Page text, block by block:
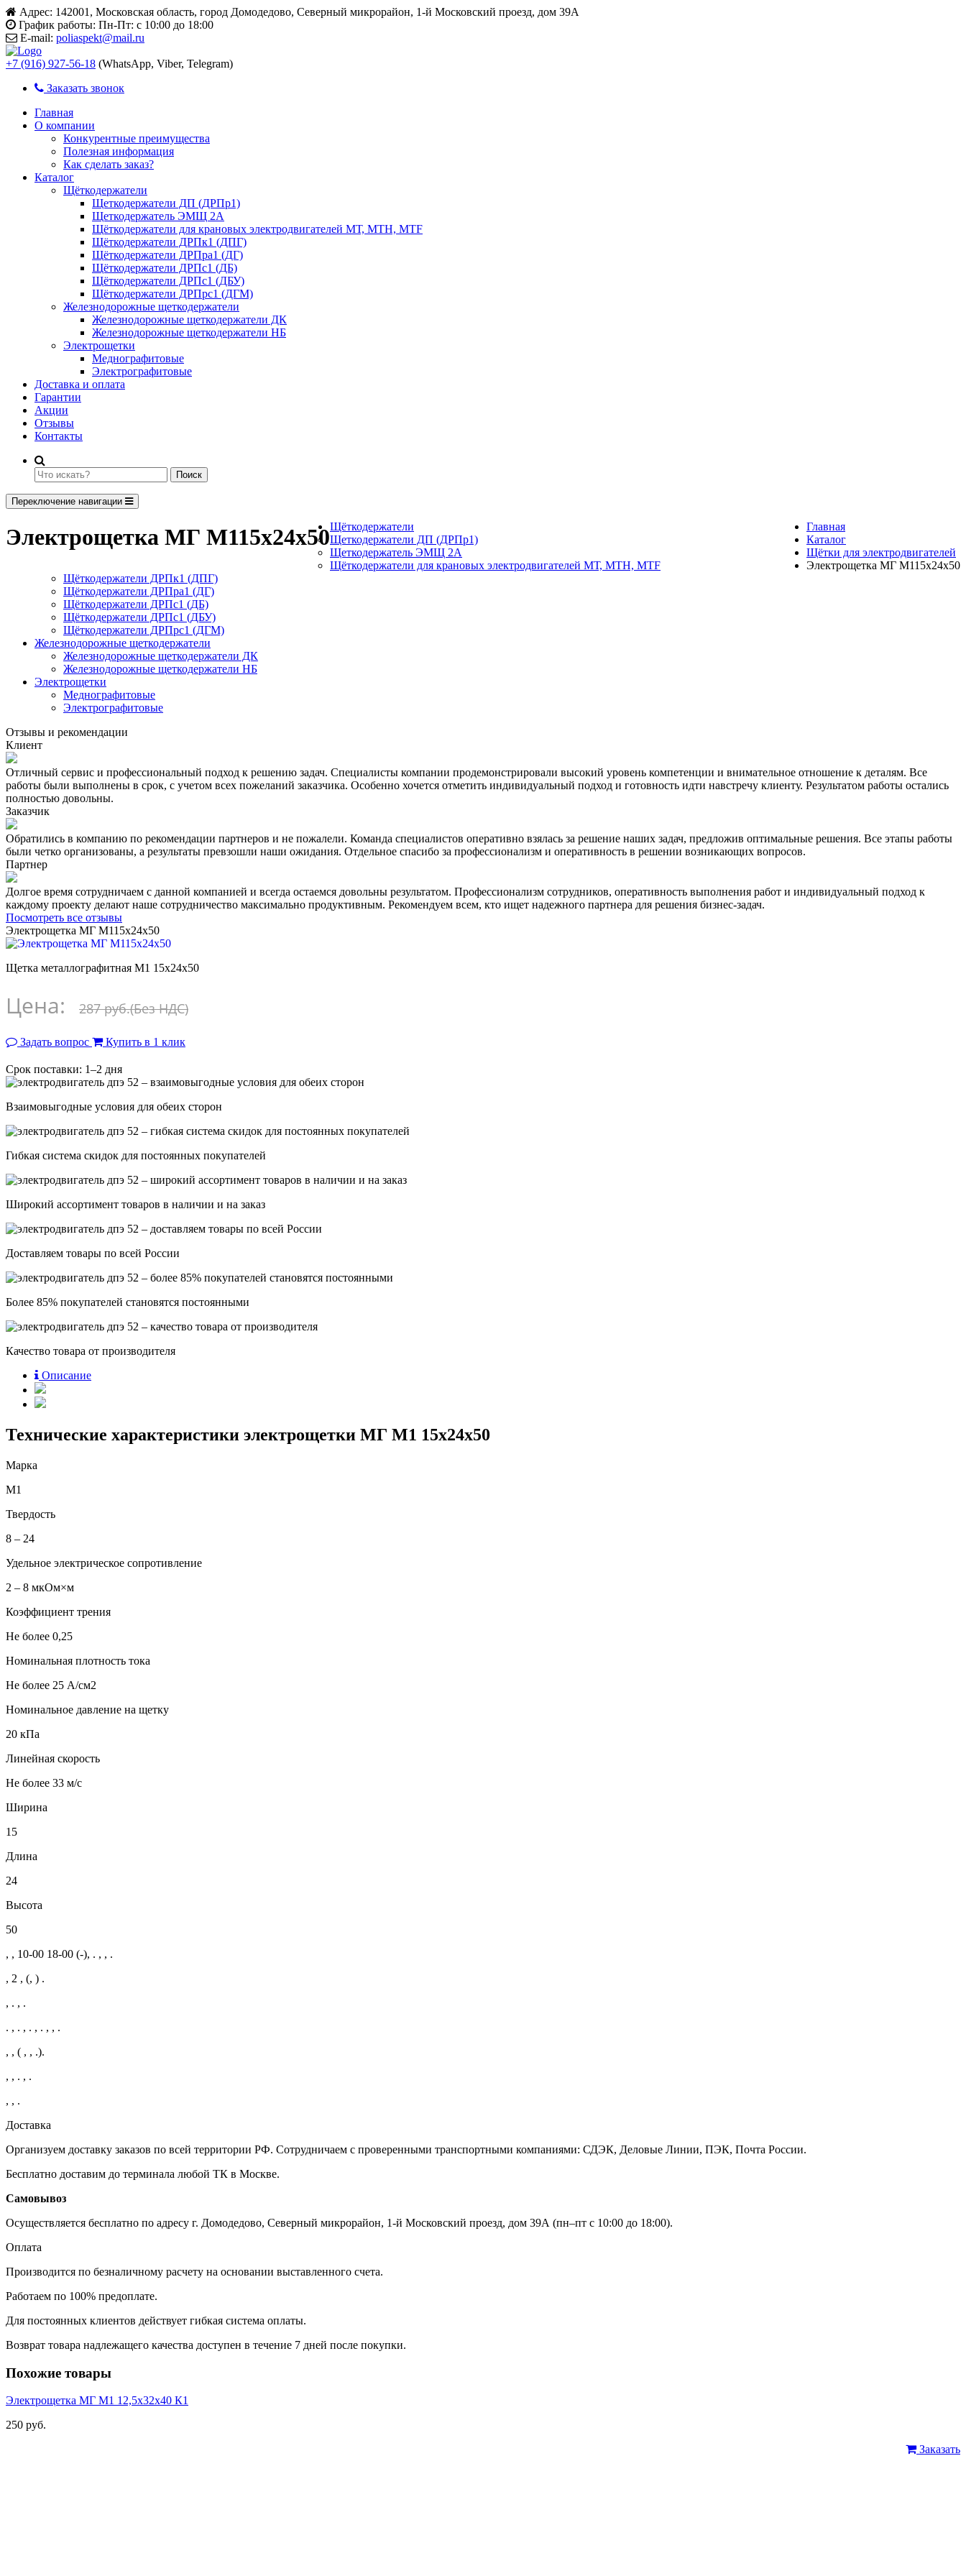
Адрес: 142001, Московская область, город Домодедово, Северный микрорайон, 1-й Московский проезд, дом 39А
График работы: Пн-Пт: с 10:00 до 18:00
E-mail: poliaspekt@mail.ru
+7 (916) 927-56-18 (WhatsApp, Viber, Telegram)
Заказать звонок
Главная
О компании
Конкурентные преимущества
Полезная информация
Как сделать заказ?
Каталог
Щёткодержатели
Щеткодержатели ДП (ДРПр1)
Щеткодержатель ЭМЩ 2А
Щёткодержатели для крановых электродвигателей МТ, МТН, МТF
Щёткодержатели ДРПк1 (ДПГ)
Щёткодержатели ДРПра1 (ДГ)
Щёткодержатели ДРПс1 (ДБ)
Щёткодержатели ДРПс1 (ДБУ)
Щёткодержатели ДРПрс1 (ДГМ)
Железнодорожные щеткодержатели
Железнодорожные щеткодержатели ДК
Железнодорожные щеткодержатели НБ
Электрощетки
Меднографитовые
Электрографитовые
Доставка и оплата
Гарантии
Акции
Отзывы
Контакты
Поиск
Переключение навигации
Электрощетка МГ М115х24х50
Главная
Каталог
Щётки для электродвигателей
Электрощетка МГ М115х24х50
Щёткодержатели
Щеткодержатели ДП (ДРПр1)
Щеткодержатель ЭМЩ 2А
Щёткодержатели для крановых электродвигателей МТ, МТН, МТF
Щёткодержатели ДРПк1 (ДПГ)
Щёткодержатели ДРПра1 (ДГ)
Щёткодержатели ДРПс1 (ДБ)
Щёткодержатели ДРПс1 (ДБУ)
Щёткодержатели ДРПрс1 (ДГМ)
Железнодорожные щеткодержатели
Железнодорожные щеткодержатели ДК
Железнодорожные щеткодержатели НБ
Электрощетки
Меднографитовые
Электрографитовые
Отзывы и рекомендации
Клиент
Отличный сервис и профессиональный подход к решению задач. Специалисты компании продемонстрировали высокий уровень компетенции и внимательное отношение к деталям. Все
работы были выполнены в срок, с учетом всех пожеланий заказчика. Особенно хочется отметить индивидуальный подход и готовность идти навстречу клиенту. Результатом работы остались
полностью довольны.
Заказчик
Обратились в компанию по рекомендации партнеров и не пожалели. Команда специалистов оперативно взялась за решение наших задач, предложив оптимальные решения. Все этапы работы
были четко организованы, а результаты превзошли наши ожидания. Отдельное спасибо за профессионализм и оперативность в решении возникающих вопросов.
Партнер
Долгое время сотрудничаем с данной компанией и всегда остаемся довольны результатом. Профессионализм сотрудников, оперативность выполнения работ и индивидуальный подход к
каждому проекту делают наше сотрудничество максимально продуктивным. Рекомендуем всем, кто ищет надежного партнера для решения бизнес-задач.
Посмотреть все отзывы
Электрощетка МГ М115х24х50
Щетка металлографитная М1 15х24х50
Цена: 287 руб.(Без НДС)
Задать вопрос Купить в 1 клик
Срок поставки: 1–2 дня
Взаимовыгодные условия для обеих сторон
Гибкая система скидок для постоянных покупателей
Широкий ассортимент товаров в наличии и на заказ
Доставляем товары по всей России
Более 85% покупателей становятся постоянными
Качество товара от производителя
Описание
Технические характеристики электрощетки МГ М1 15х24х50
Марка
М1
Твердость
8 – 24
Удельное электрическое сопротивление
2 – 8 мкОм×м
Коэффициент трения
Не более 0,25
Номинальная плотность тока
Не более 25 А/см2
Номинальное давление на щетку
20 кПа
Линейная скорость
Не более 33 м/с
Ширина
15
Длина
24
Высота
50
, , 10-00 18-00 (-), . , , .
, 2 , (, ) .
, . , .
. , . , . , . , , .
, , ( , , .).
, , . , .
, , .
Доставка
Организуем доставку заказов по всей территории РФ. Сотрудничаем с проверенными транспортными компаниями: СДЭК, Деловые Линии, ПЭК, Почта России.
Бесплатно доставим до терминала любой ТК в Москве.
Самовывоз
Осуществляется бесплатно по адресу г. Домодедово, Северный микрорайон, 1-й Московский проезд, дом 39А (пн–пт с 10:00 до 18:00).
Оплата
Производится по безналичному расчету на основании выставленного счета.
Работаем по 100% предоплате.
Для постоянных клиентов действует гибкая система оплаты.
Возврат товара надлежащего качества доступен в течение 7 дней после покупки.
Похожие товары
Электрощетка МГ М1 12,5х32х40 К1
250 руб.
Заказать